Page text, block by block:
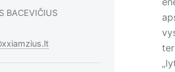
BACEVIČIUS